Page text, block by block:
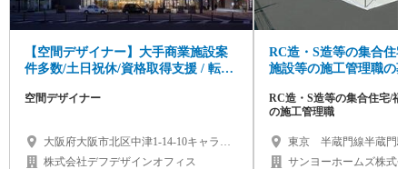
【空間デザイナー】大手商業施設案
件多数/土日祝休/資格取得支援 / 転勤
空間デザイナー
大阪府大阪市北区中津1-14-10キャラバ
ンビル中津4階
株式会社デフデザインオフィス
RC造・S造等の集合住
施設等の施工管理職の
RC造・S造等の集合住宅/
の施工管理職
東京 半蔵門線半蔵門
サンヨーホームズ株式